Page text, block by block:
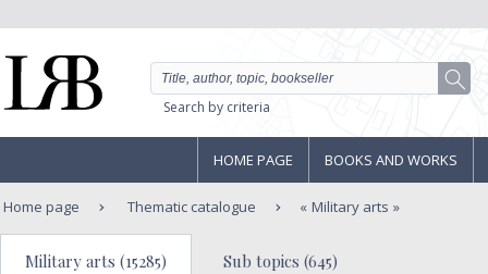
Search by criteria
HOME PAGE BOOKS AND WORKS
Home page Thematic catalogue Military arts
Military arts (15285) Sub topics (645)